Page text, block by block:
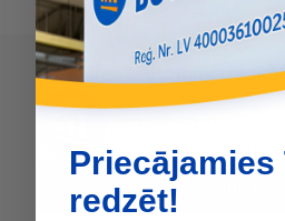
Radušies jautājumi par
SAZINIES AR DRUVIS:
Priecājamies
redzēt!